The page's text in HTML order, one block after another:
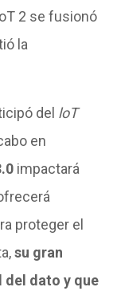
2 se fusionó
la
del loT
en
impactará
proteger el
su gran
del dato y que